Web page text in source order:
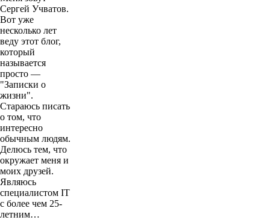
Сергей Учватов.
Вот уже
несколько лет
веду этот блог,
который
называется
просто —
"Записки о
жизни".
Стараюсь писать
о том, что
интересно
обычным людям.
Делюсь тем, что
окружает меня и
моих друзей.
Являюсь
специалистом IT
с более чем 25-
летним…